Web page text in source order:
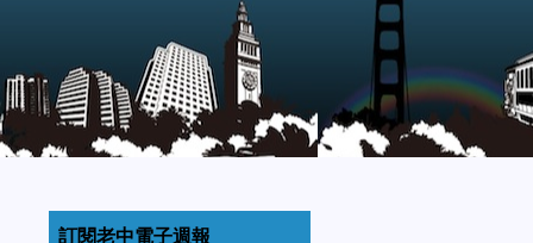
訂閱老中電子週報